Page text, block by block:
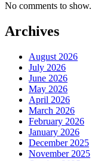
No comments to show.
Archives
August 2026
July 2026
June 2026
May 2026
April 2026
March 2026
February 2026
January 2026
December 2025
November 2025